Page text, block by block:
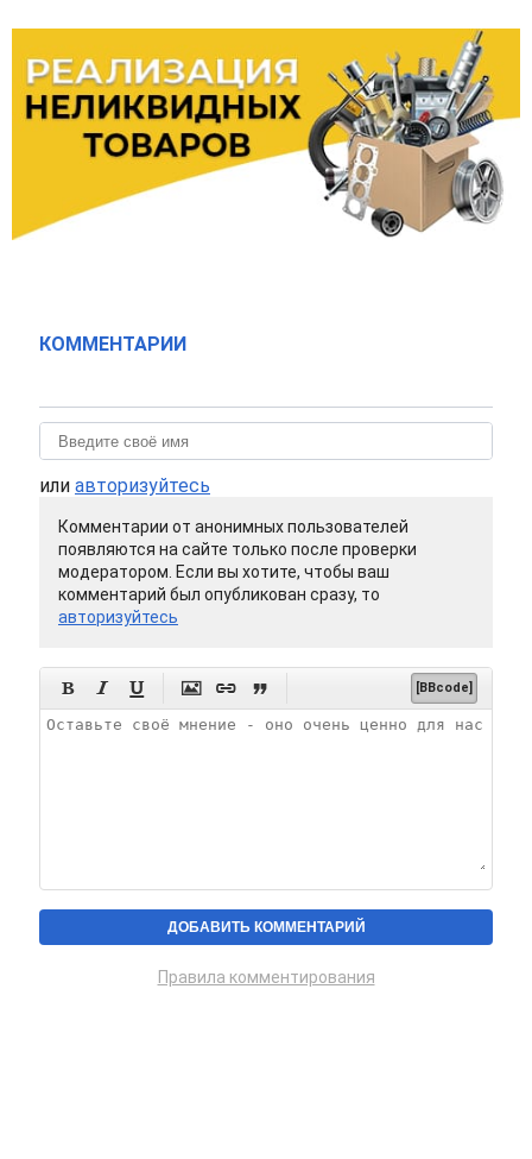
КОММЕНТАРИИ
или авторизуйтесь
Комментарии от анонимных пользователей
появляются на сайте только после проверки
модератором. Если вы хотите, чтобы ваш
комментарий был опубликован сразу, то
авторизуйтесь
      [BBcode]
Правила комментирования